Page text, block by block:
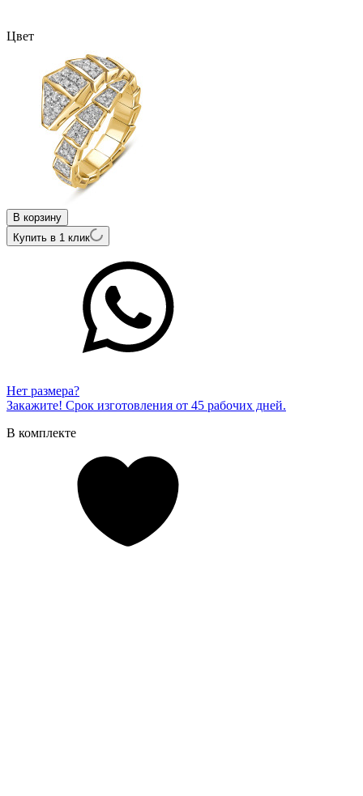
Цвет
В корзину
Купить в 1 клик
Нет размера?
Закажите! Срок изготовления от 45 рабочих дней.
В комплекте